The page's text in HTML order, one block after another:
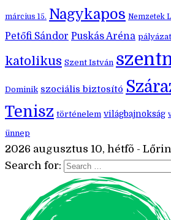
március 15. Nagykapos Nemzetek
Petőfi Sándor Puskás Aréna pályázat
katolikus Szent István
Dominik szociális biztosító
Tenisz történelem világbajnokság
ünnep
2026 augusztus 10, hétfõ -
Search for: